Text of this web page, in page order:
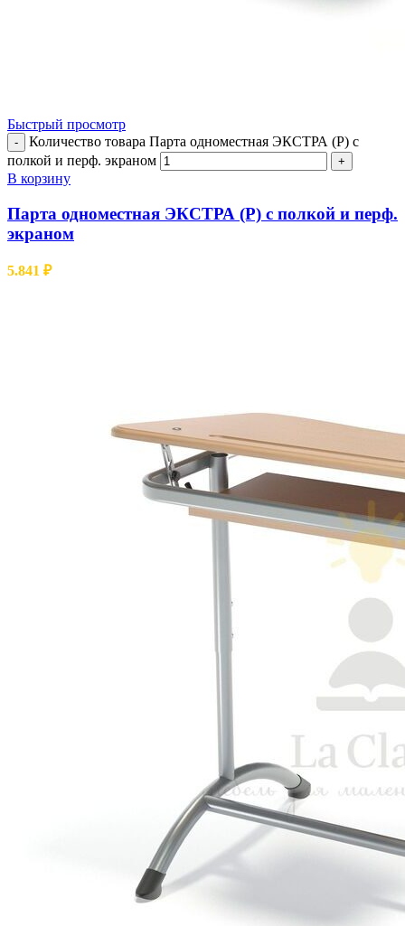
Быстрый просмотр
-
Количество товара Парта одноместная ЭКСТРА (Р) с
полкой и перф. экраном
+
В корзину
Парта одноместная ЭКСТРА (Р) с полкой и перф.
экраном
5.841 ₽